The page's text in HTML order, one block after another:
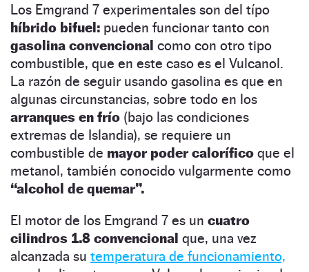
Los Emgrand 7 experimentales son del típo
híbrido bifuel: pueden funcionar tanto con
gasolina convencional como con otro tipo
combustible, que en este caso es el Vulcanol.
La razón de seguir usando gasolina es que en
algunas circunstancias, sobre todo en los
arranques en frío (bajo las condiciones
extremas de Islandia), se requiere un
combustible de mayor poder calorífico que el
metanol, también conocido vulgarmente como
“alcohol de quemar”.
El motor de los Emgrand 7 es un cuatro
cilindros 1.8 convencional que, una vez
alcanzada su temperatura de funcionamiento,